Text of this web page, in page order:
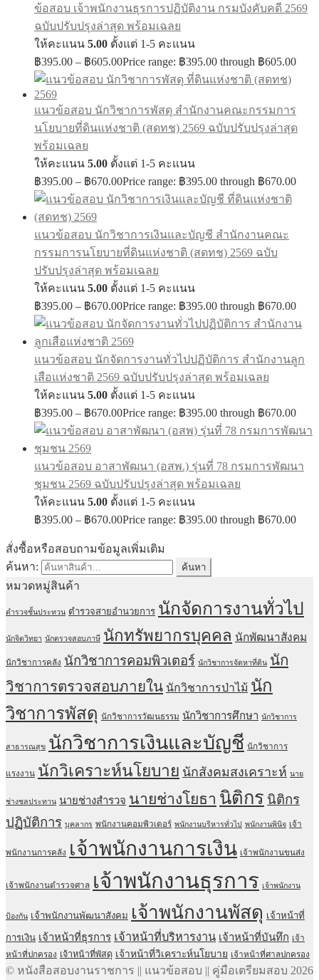
ข้อสอบ เจ้าพนักงานธุรการปฏิบัติงาน กรมบังคับคดี 2569
ฉบับปรับปรุงล่าสุด พร้อมเฉลย
ให้คะแนน 5.00 ตั้งแต่ 1-5 คะแนน
฿395.00 – ฿605.00Price range: ฿395.00 through ฿605.00
แนวข้อสอบ นักวิชาการพัสดุ สำนักงานคณะกรรมการ
นโยบายที่ดินแห่งชาติ (สดทช) 2569 ฉบับปรับปรุงล่าสุด
พร้อมเฉลย
ให้คะแนน 5.00 ตั้งแต่ 1-5 คะแนน
฿395.00 – ฿670.00Price range: ฿395.00 through ฿670.00
แนวข้อสอบ นักวิชาการเงินและบัญชี สำนักงานคณะ
กรรมการนโยบายที่ดินแห่งชาติ (สดทช) 2569 ฉบับ
ปรับปรุงล่าสุด พร้อมเฉลย
ให้คะแนน 5.00 ตั้งแต่ 1-5 คะแนน
฿395.00 – ฿670.00Price range: ฿395.00 through ฿670.00
แนวข้อสอบ นักจัดการงานทั่วไปปฏิบัติการ สำนักงานลูก
เสือแห่งชาติ 2569 ฉบับปรับปรุงล่าสุด พร้อมเฉลย
ให้คะแนน 5.00 ตั้งแต่ 1-5 คะแนน
฿395.00 – ฿670.00Price range: ฿395.00 through ฿670.00
แนวข้อสอบ อาสาพัฒนา (อสพ.) รุ่นที่ 78 กรมการพัฒนา
ชุมชน 2569 ฉบับปรับปรุงล่าสุด พร้อมเฉลย
ให้คะแนน 5.00 ตั้งแต่ 1-5 คะแนน
฿395.00 – ฿670.00Price range: ฿395.00 through ฿670.00
สั่งซื้อหรือสอบถามข้อมูลเพิ่มเติม
ค้นหา:
ค้นหา
หมวดหมู่สินค้า
ตำรวจชั้นประทวน ตำรวจสายอำนวยการ นักจัดการงานทั่วไป
นักจิตวิทยา นักตรวจสอบภาษี นักทรัพยากรบุคคล นักพัฒนาสังคม
นักวิชาการคลัง นักวิชาการคอมพิวเตอร์ นักวิชาการจัดหาที่ดิน นัก
วิชาการตรวจสอบภายใน นักวิชาการป่าไม้ นัก
วิชาการพัสดุ นักวิชาการวัฒนธรรม นักวิชาการศึกษา นักวิชาการ
สาธารณสุข นักวิชาการเงินและบัญชี นักวิชาการ
แรงงาน นักวิเคราะห์นโยบาย นักสังคมสงเคราะห์ นาย
ช่างชลประทาน นายช่างสำรวจ นายช่างโยธา นิติกร นิติกร
ปฏิบัติการ บุคลากร พนักงานคอมพิวเตอร์ พนักงานบริหารทั่วไป พนักงานพินิจ เจ้า
พนักงานการคลัง เจ้าพนักงานการเงิน เจ้าพนักงานขนส่ง
เจ้าพนักงานตำรวจศาล เจ้าพนักงานธุรการ เจ้าพนักงาน
ป้องกัน เจ้าพนักงานพัฒนาสังคม เจ้าพนักงานพัสดุ เจ้าหน้าที่
การเงิน เจ้าหน้าที่ธุรการ เจ้าหน้าที่บริหารงาน เจ้าหน้าที่บันทึก เจ้า
หน้าที่ปกครอง เจ้าหน้าที่พัสดุ เจ้าหน้าที่วิเคราะห์นโยบาย เจ้าหน้าที่ศาลปกครอง
© หนังสือสอบงานราชการ || แนวข้อสอบ || คู่มือเตรียมสอบ 2026